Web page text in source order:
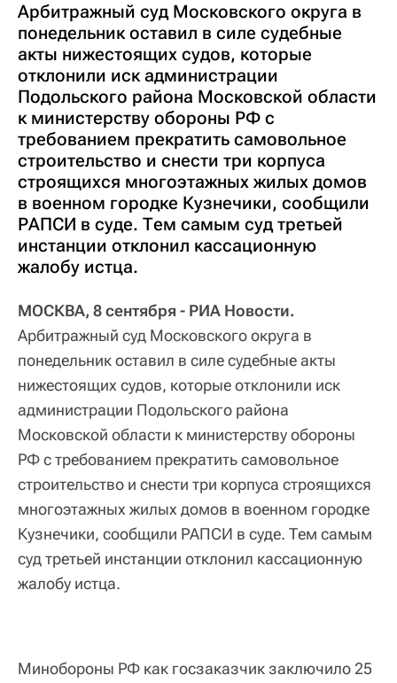
Арбитражный суд Московского округа в
понедельник оставил в силе судебные
акты нижестоящих судов, которые
отклонили иск администрации
Подольского района Московской области
к министерству обороны РФ с
требованием прекратить самовольное
строительство и снести три корпуса
строящихся многоэтажных жилых домов
в военном городке Кузнечики, сообщили
РАПСИ в суде. Тем самым суд третьей
инстанции отклонил кассационную
жалобу истца.
МОСКВА, 8 сентября - РИА Новости.
Арбитражный суд Московского округа в
понедельник оставил в силе судебные акты
нижестоящих судов, которые отклонили иск
администрации Подольского района
Московской области к министерству обороны
РФ с требованием прекратить самовольное
строительство и снести три корпуса строящихся
многоэтажных жилых домов в военном городке
Кузнечики, сообщили РАПСИ в суде. Тем самым
суд третьей инстанции отклонил кассационную
жалобу истца.
Минобороны РФ как госзаказчик заключило 25